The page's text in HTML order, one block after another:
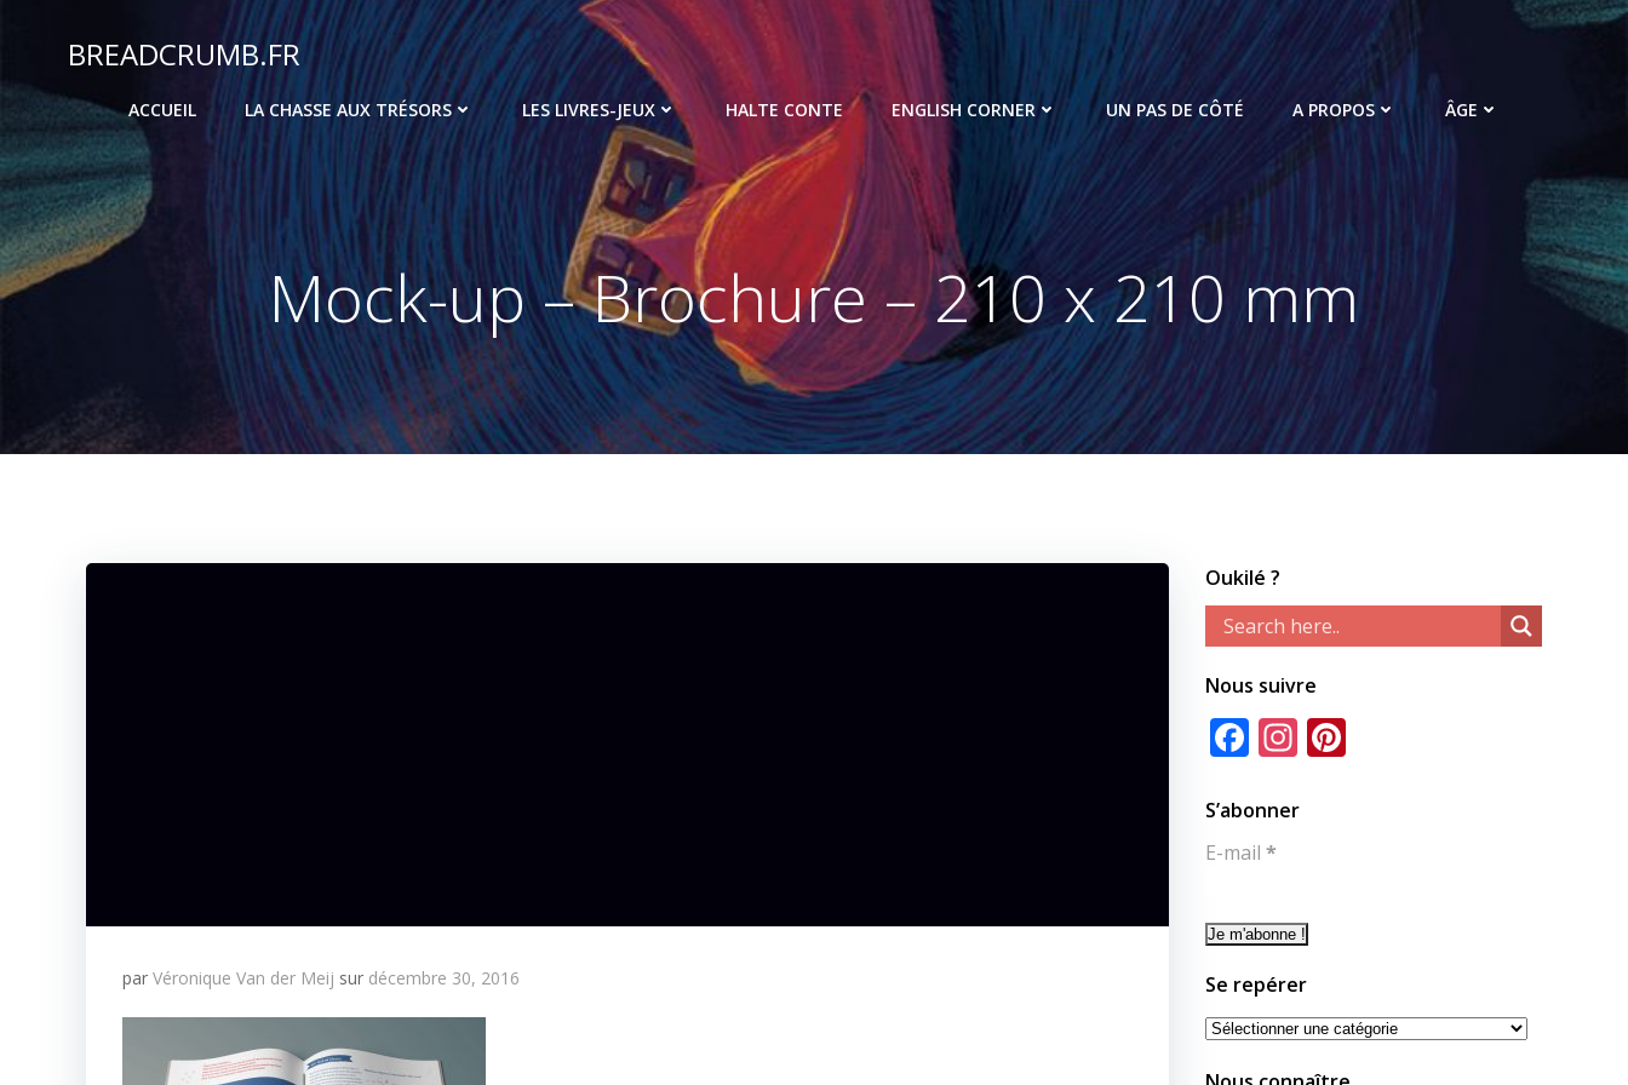
contenuBREADCRUMB.FR
ACCUEIL LA CHASSE AUX TRÉSORS LES LIVRES-JEUX HALTE CONTE ENGLISH CORNER UN PAS DE CÔTÉ A PROPOS ÂGE
Mock-up – Brochure – 210 x 210 mm
par Véronique Van der Meij sur décembre 30, 2016
Oukilé ?
Nous suivre
Facebook
Instagram
S’abonner
E-mail *
Se repérer
Se